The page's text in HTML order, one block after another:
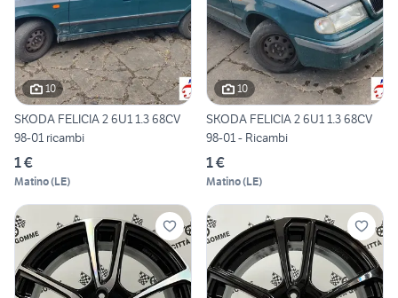
10
SKODA FELICIA 2 6U1 1.3 68CV
98-01 ricambi
1 €
Matino(LE)
10
SKODA FELICIA 2 6U1 1.3 68CV
98-01 - Ricambi
1 €
Matino(LE)